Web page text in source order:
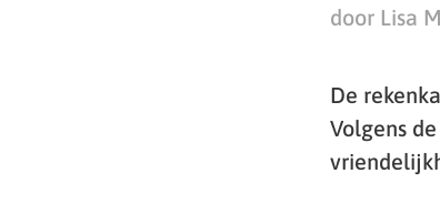
door Lisa
De
Volgens